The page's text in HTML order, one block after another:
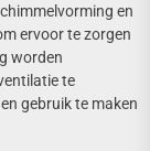
en
ervoor te zorgen
worden
te
gebruik te maken